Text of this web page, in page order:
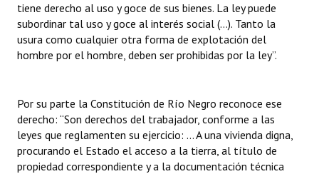
REFORMA DE LA CARTA ORGÁNICA
tiene derecho al uso y goce de sus bienes. La ley puede
subordinar tal uso y goce al interés social (…). Tanto la
usura como cualquier otra forma de explotación del
hombre por el hombre, deben ser prohibidas por la ley”.
Por su parte la Constitución de Río Negro reconoce ese
derecho: “Son derechos del trabajador, conforme a las
leyes que reglamenten su ejercicio: ... A una vivienda digna,
procurando el Estado el acceso a la tierra, al título de
propiedad correspondiente y a la documentación técnica